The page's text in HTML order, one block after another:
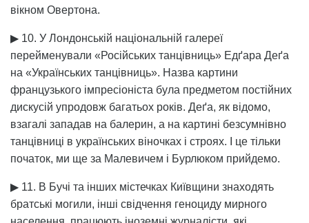
вікном Овертона.
▶ 10. У Лондонській національній галереї
перейменували «Російських танцівниць» Едґара Деґа
на «Українських танцівниць». Назва картини
французького імпресіоніста була предметом постійних
дискусій упродовж багатьох років. Деґа, як відомо,
взагалі западав на балерин, а на картині безсумнівно
танцівниці в українських віночках і строях. І це тільки
початок, ми ще за Малевичем і Бурлюком прийдемо.
▶ 11. В Бучі та інших містечках Київщини знаходять
братські могили, інші свідчення геноциду мирного